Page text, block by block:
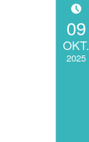
POSTED ON:
09
OKT.
2025